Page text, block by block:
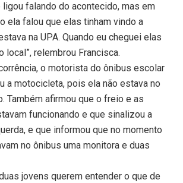
ligou falando do acontecido, mas em
ela falou que elas tinham vindo a
na UPA. Quando eu cheguei elas
local”, relembrou Francisca.
o motorista do ônibus escolar
a motocicleta, pois ela não estava no
Também afirmou que o freio e as
funcionando e que sinalizou a
e que informou que no momento
no ônibus uma monitora e duas
jovens querem entender o que de